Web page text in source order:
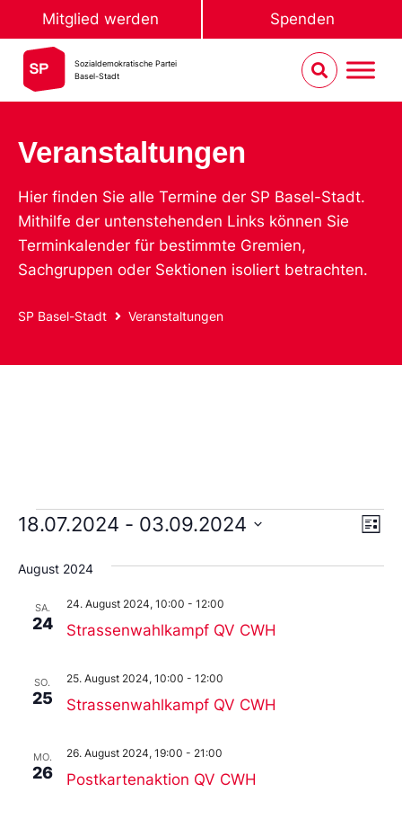
Mitglied werden Spenden
Sozialdemokratische Partei
Basel-Stadt
Veranstaltungen
Hier finden Sie alle Termine der SP Basel-Stadt.
Mithilfe der untenstehenden Links können Sie
Terminkalender für bestimmte Gremien,
Sachgruppen oder Sektionen isoliert betrachten.
SP Basel-Stadt Veranstaltungen
Liste
18.07.2024 - 03.09.2024
Sie
das
aus.
August 2024
SA.
24 Strassenwahlkampf QV CWH
24. August 2024, 10:00 - 12:00
SO.
25 Strassenwahlkampf QV CWH
25. August 2024, 10:00 - 12:00
MO.
26 Postkartenaktion QV CWH
26. August 2024, 19:00 - 21:00